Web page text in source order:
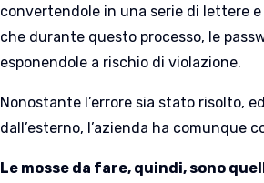
convertendole in una serie di lettere
che durante questo processo, le
esponendole a rischio di violazione.
Nonostante l’errore sia stato risolto,
dall’esterno, l’azienda ha
Le mosse da fare, quindi, sono